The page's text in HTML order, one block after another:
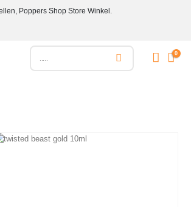
Poppers Shop Store Winkel.
0